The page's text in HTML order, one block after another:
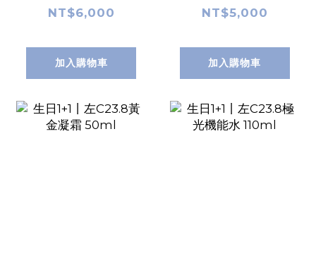
膜 10片/盒
NT$6,000
加入購物車
50ml
NT$5,000
加入購物車